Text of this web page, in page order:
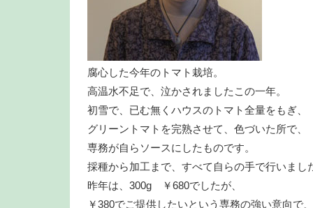
腐心した今年のトマト栽培。
高温水不足で、泣かされましたこの一年。
初雪で、已む無くハウスのトマト全量をもぎ、
グリーントマトを完熟させて、色づいた所で、
専務が自らソースにしたものです。
採種から加工まで、すべて自らの手で行いまし
昨年は、300g ￥680でしたが、
￥380でご提供したいという専務の強い意向で、